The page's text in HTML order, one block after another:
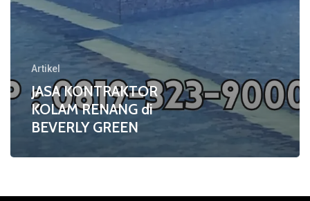
Artikel
JASA KONTRAKTOR
KOLAM RENANG di
BEVERLY GREEN